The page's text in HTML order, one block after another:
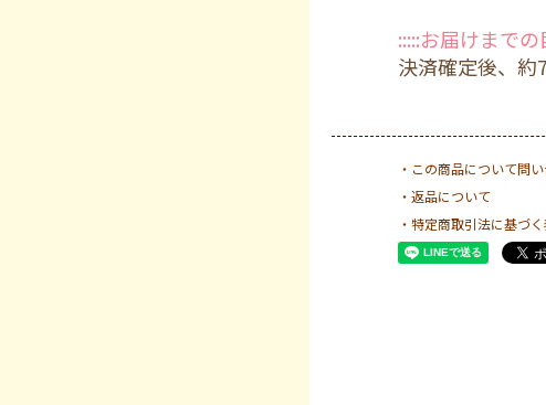
:::::お届けまでの
決済確定後、約
・この商品について問
・返品について
・特定商取引法に基づ